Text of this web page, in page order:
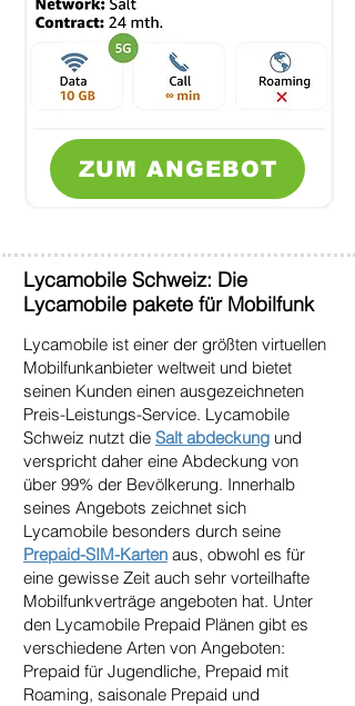
ZUM ANGEBOT
Lycamobile Schweiz: Die
Lycamobile pakete für Mobilfunk
Lycamobile ist einer der größten virtuellen
Mobilfunkanbieter weltweit und bietet
seinen Kunden einen ausgezeichneten
Preis-Leistungs-Service. Lycamobile
Schweiz nutzt die Salt abdeckung und
verspricht daher eine Abdeckung von
über 99% der Bevölkerung. Innerhalb
seines Angebots zeichnet sich
Lycamobile besonders durch seine
Prepaid-SIM-Karten aus, obwohl es für
eine gewisse Zeit auch sehr vorteilhafte
Mobilfunkverträge angeboten hat. Unter
den Lycamobile Prepaid Plänen gibt es
verschiedene Arten von Angeboten:
Prepaid für Jugendliche, Prepaid mit
Roaming, saisonale Prepaid und